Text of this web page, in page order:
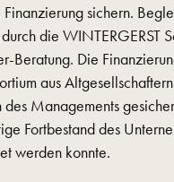
sichern.
die WINTERGERST
Beratung. Die
aus
Managements
Fortbestand des
werden konnte.